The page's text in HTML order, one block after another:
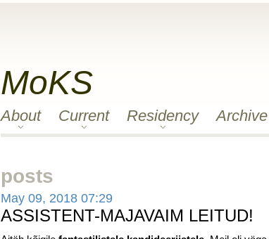
MoKS
About Current Residency Archive
posts
May 09, 2018 07:29
ASSISTENT-MAJAVAIM LEITUD!